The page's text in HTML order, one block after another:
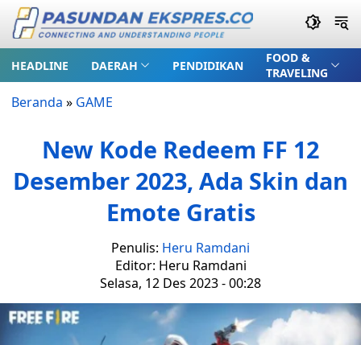
HEADLINE DAERAH PENDIDIKAN
FOOD &
TRAVELING
Beranda » GAME
New Kode Redeem FF 12
Desember 2023, Ada Skin dan
Emote Gratis
Penulis: Heru Ramdani
Editor: Heru Ramdani
Selasa, 12 Des 2023 - 00:28